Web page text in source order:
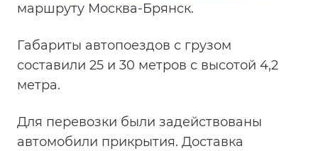
маршруту Москва-Брянск.
Габариты автопоездов с грузом
составили 25 и 30 метров с высотой 4,2
метра.
Для перевозки были задействованы
автомобили прикрытия. Доставка